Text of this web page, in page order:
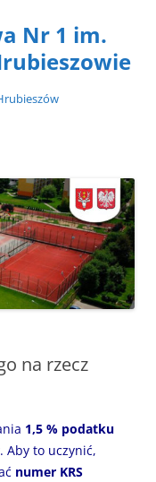
Nr 1 im.
na rzecz
1,5 % podatku
Aby to uczynić,
numer KRS